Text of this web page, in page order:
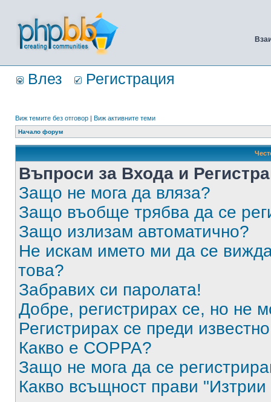
Влез Регистрация
Виж темите без отговор | Виж активните теми
Начало форум
Въпроси за Входа и
Защо не мога да вляза?
Защо въобще трябва да се
Защо излизам автоматично?
Не искам името ми да се
това?
Забравих си паролата!
Добре, регистрирах се, но не
Регистрирах се преди
Какво е COPPA?
Защо не мога да се
Какво всъщност прави "Изтрии